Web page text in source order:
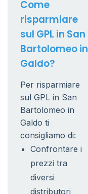
Come
risparmiare
sul GPL in San
Bartolomeo in
Galdo?
Per risparmiare
sul GPL in San
Bartolomeo in
Galdo ti
consigliamo di:
Confrontare i
prezzi tra
diversi
distributori